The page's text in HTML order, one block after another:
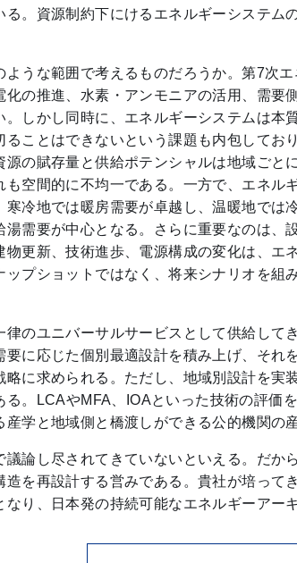
。資源制約下にけるエネルギーシステム
うな範囲で考えるものだろうか。第7次
の推進、水素・アンモニアの活用、需
しかし同時に、エネルギーシステムは
ことはできないという課題も内包して
の賦存量と供給ポテンシャルは地域ご
空間的に不均一である。一方で、エネ
冷地では暖房需要が卓越し、温暖地で
需要が中心となる。さらに重要なのは
更新、技術進歩、電源構成の変化は、
ップショットではなく、将来シナリオを
律のユニバーサルサービスとして供給し
要に応じた個別最適設計を積み上げ、そ
に求められる。ただし、地域別設計を実
。LCAやMFA、IOAといった技術の評価
学と地域側と橋渡しができる公的機関の
論し尽されてきていないといえる。だ
を再設計する営みである。貴社が培って
り、日本発の持続可能なエネルギーアー